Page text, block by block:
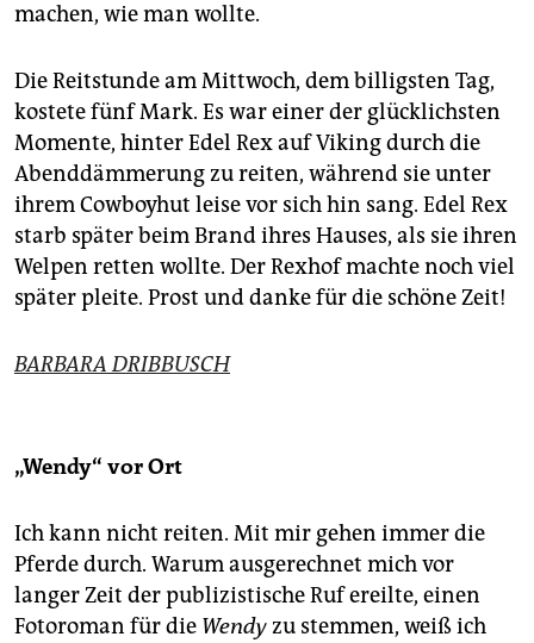
machen, wie man wollte.
Die Reitstunde am Mittwoch, dem billigsten Tag,
kostete fünf Mark. Es war einer der glücklichsten
Momente, hinter Edel Rex auf Viking durch die
Abenddämmerung zu reiten, während sie unter
ihrem Cowboyhut leise vor sich hin sang. Edel Rex
starb später beim Brand ihres Hauses, als sie ihren
Welpen retten wollte. Der Rexhof machte noch viel
später pleite. Prost und danke für die schöne Zeit!
BARBARA DRIBBUSCH
„Wendy“ vor Ort
Ich kann nicht reiten. Mit mir gehen immer die
Pferde durch. Warum ausgerechnet mich vor
langer Zeit der publizistische Ruf ereilte, einen
Fotoroman für die Wendyzu stemmen, weiß ich